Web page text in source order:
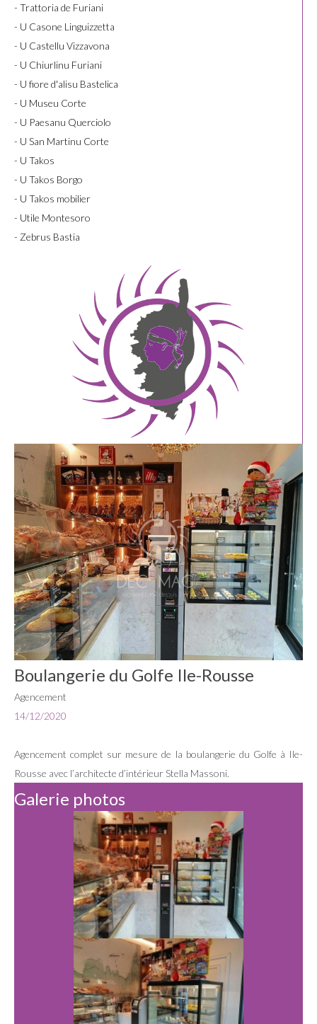
- Trattoria de Furiani
- U Casone Linguizzetta
- U Castellu Vizzavona
- U Chiurlinu Furiani
- U fiore d'alisu Bastelica
- U Museu Corte
- U Paesanu Querciolo
- U San Martinu Corte
- U Takos
- U Takos Borgo
- U Takos mobilier
- Utile Montesoro
- Zebrus Bastia
Boulangerie du Golfe Ile-Rousse
Agencement
14/12/2020
Agencement complet sur mesure de la boulangerie du Golfe à Ile-
Rousse avec l’architecte d’intérieur Stella Massoni.
Galerie photos